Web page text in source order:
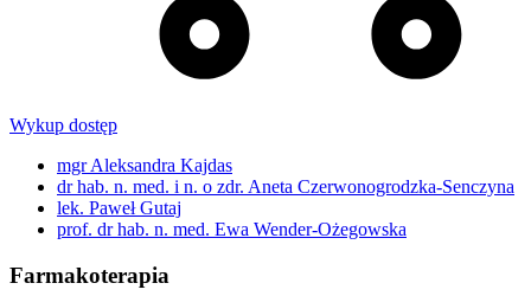
Wykup dostęp
mgr Aleksandra Kajdas
dr hab. n. med. i n. o zdr. Aneta Czerwonogrodzka-Senczyna
lek. Paweł Gutaj
prof. dr hab. n. med. Ewa Wender-Ożegowska
Farmakoterapia